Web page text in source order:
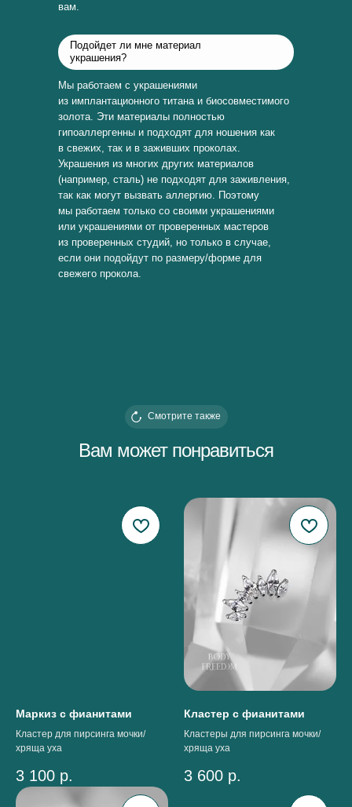
вам.
Подойдет ли мне материал
украшения?
Мы работаем с украшениями
из имплантационного титана и биосовместимого
золота. Эти материалы полностью
гипоаллергенны и подходят для ношения как
в свежих, так и в заживших проколах.
Украшения из многих других материалов
(например, сталь) не подходят для заживления,
так как могут вызвать аллергию. Поэтому
мы работаем только со своими украшениями
или украшениями от проверенных мастеров
из проверенных студий, но только в случае,
если они подойдут по размеру/форме для
свежего прокола.
Вам может понравиться
Смотрите также
Маркиз с фианитами
Кластер для пирсинга мочки/
хряща уха
3 100 р.
Кластер с фианитами
Кластеры для пирсинга мочки/
хряща уха
3 600 р.